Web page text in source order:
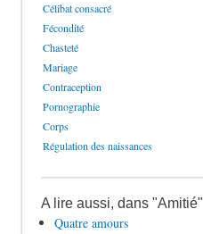
Célibat consacré
Fécondité
Chasteté
Mariage
Contraception
Pornographie
Corps
Régulation des naissances
A lire aussi, dans "Amitié"
Quatre amours